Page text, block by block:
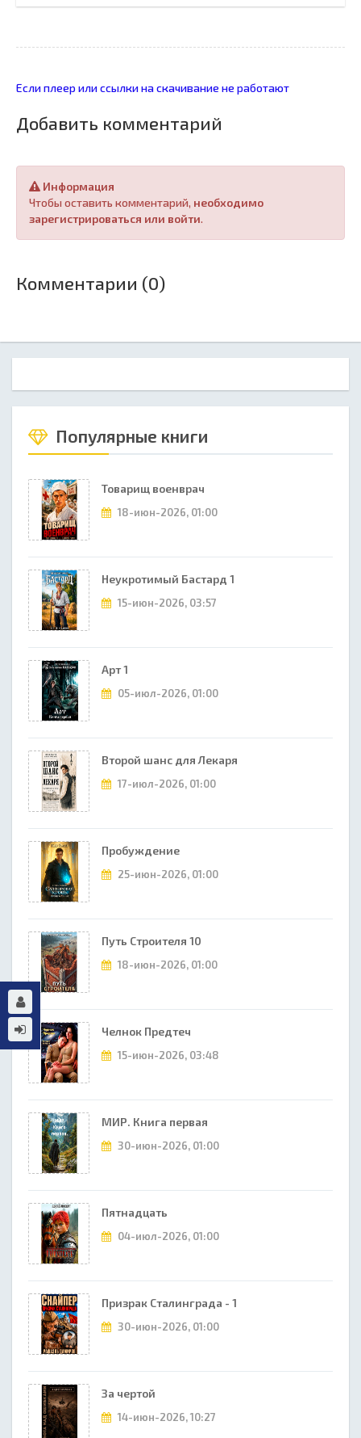
Если плеер или ссылки на скачивание не работают
Добавить комментарий
Информация
Чтобы оставить комментарий, необходимо
зарегистрироваться или войти.
Комментарии (0)
Популярные книги
Товарищ военврач
18-июн-2026, 01:00
Неукротимый Бастард 1
15-июн-2026, 03:57
Арт 1
05-июл-2026, 01:00
Второй шанс для Лекаря
17-июл-2026, 01:00
Пробуждение
25-июн-2026, 01:00
Путь Строителя 10
18-июн-2026, 01:00
Челнок Предтеч
15-июн-2026, 03:48
МИР. Книга первая
30-июн-2026, 01:00
Пятнадцать
04-июл-2026, 01:00
Призрак Сталинграда - 1
30-июн-2026, 01:00
За чертой
14-июн-2026, 10:27